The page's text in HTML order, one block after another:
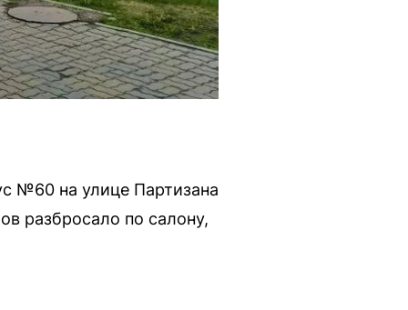
№60 на улице Партизана
разбросало по салону,